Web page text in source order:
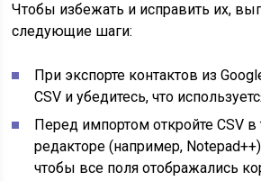
Чтобы избежать и исправить их,
следующие шаги:
При экспорте контактов из
CSV и убедитесь, что
Перед импортом откройте CSV в
редакторе (например,
чтобы все поля отображались